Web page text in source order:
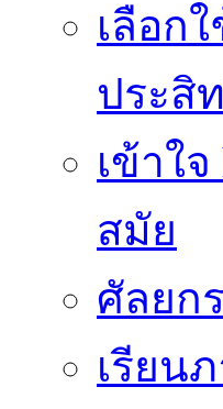
เลือก
ประสิ
เข้าใ
สมัย
ศัลยก
เรียน